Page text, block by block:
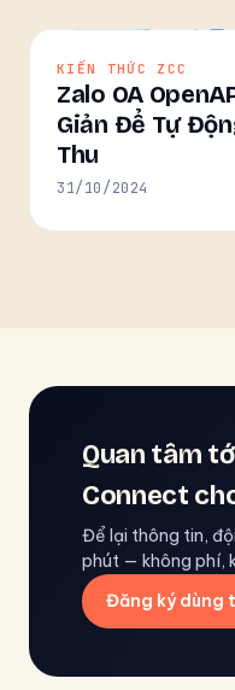
KIẾN THỨC ZCC
Zalo OA
Giản Để Tự
Thu
31/10/2024
Quan tâm
Connect
Để lại thông tin,
phút — không phí,
Đăng ký dùng